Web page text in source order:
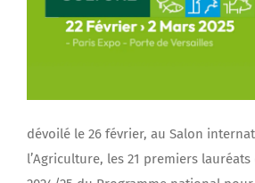
dévoilé le 26 février, au Salon
l’Agriculture, les 21 premiers